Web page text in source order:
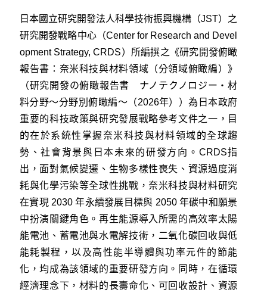
日本國立研究開發法人科學技術振興機構（JST）之
研究開發戰略中心（Center for Research and Devel
opment Strategy, CRDS）所編撰之《研究開發俯瞰
報告書：奈米科技與材料領域（分領域俯瞰編）》
（研究開發の俯瞰報告書 ナノテクノロジー・材
料分野～分野別俯瞰編～（2026年））為日本政府
重要的科技政策與研究發展戰略參考文件之一，目
的在於系統性掌握奈米科技與材料領域的全球趨
勢、社會背景與日本未來的研發方向。CRDS指
出，面對氣候變遷、生物多樣性喪失、資源過度消
耗與化學污染等全球性挑戰，奈米科技與材料研究
在實現 2030 年永續發展目標與 2050 年碳中和願景
中扮演關鍵角色。再生能源導入所需的高效率太陽
能電池、蓄電池與水電解技術，二氧化碳回收與低
能耗製程，以及高性能半導體與功率元件的節能
化，均成為該領域的重要研發方向。同時，在循環
經濟理念下，材料的長壽命化、可回收設計、資源